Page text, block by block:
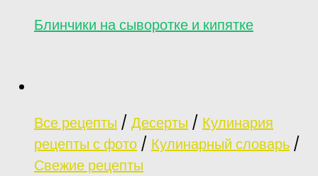
Блинчики на сыворотке и кипятке
Все рецепты / Десерты / Кулинария
рецепты с фото / Кулинарный словарь /
Свежие рецепты